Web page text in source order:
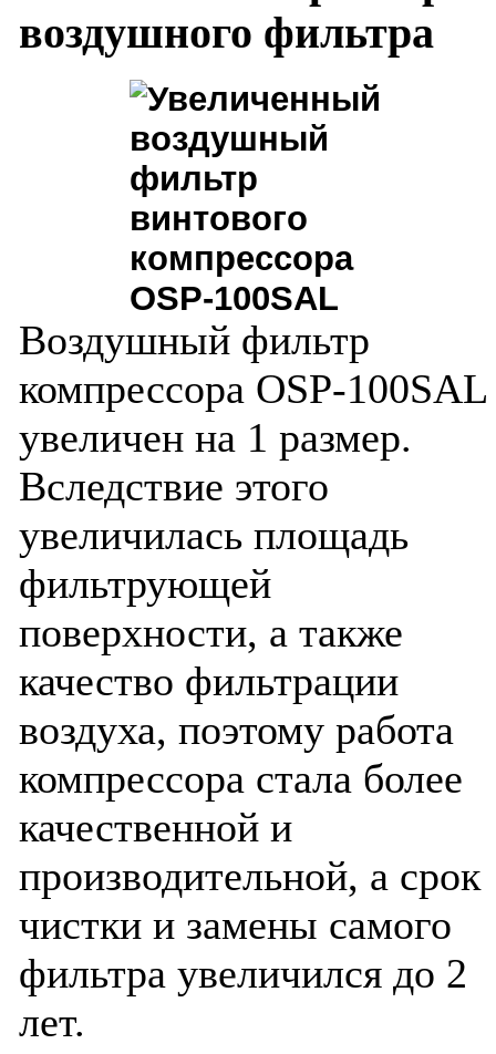
воздушного фильтра
Воздушный фильтр
компрессора OSP-100SAL
увеличен на 1 размер.
Вследствие этого
увеличилась площадь
фильтрующей
поверхности, а также
качество фильтрации
воздуха, поэтому работа
компрессора стала более
качественной и
производительной, а срок
чистки и замены самого
фильтра увеличился до 2
лет.